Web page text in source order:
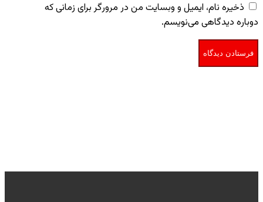
ذخیره نام، ایمیل و وبسایت من در مرورگر برای زمانی که
دوباره دیدگاهی می‌نویسم.